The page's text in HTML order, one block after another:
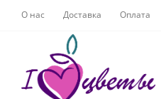
О нас Доставка Оплата